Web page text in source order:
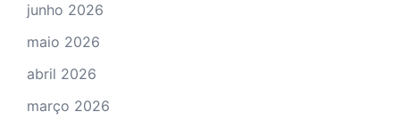
junho 2026
maio 2026
abril 2026
março 2026